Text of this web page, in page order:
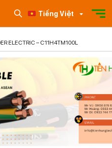
Tiếng Việt
ELECTRIC – C11H4TM100L